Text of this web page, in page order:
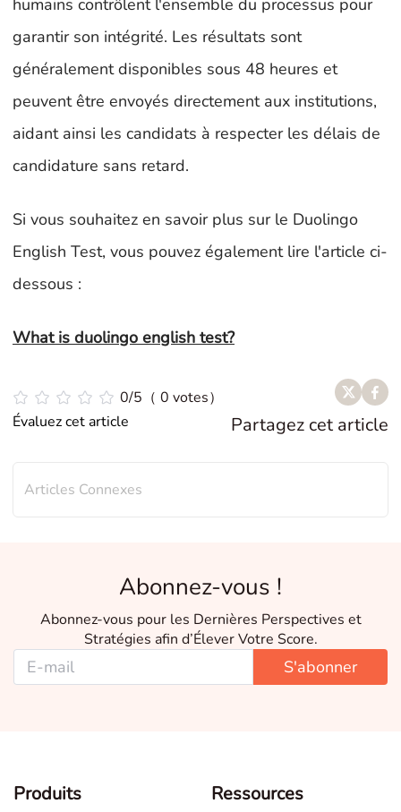
garantir son intégrité. Les résultats sont
généralement disponibles sous 48 heures et
peuvent être envoyés directement aux institutions,
aidant ainsi les candidats à respecter les délais de
candidature sans retard.
Si vous souhaitez en savoir plus sur le Duolingo
English Test, vous pouvez également lire l'article ci-
dessous :
What is duolingo english test?
0/5（ 0 votes）
Évaluez cet article
Partagez cet article
Articles Connexes
Abonnez-vous !
Abonnez-vous pour les Dernières Perspectives et
Stratégies afin d’Élever Votre Score.
S'abonner
Produits Ressources